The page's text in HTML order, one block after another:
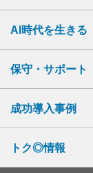
AI時代を生きる
保守・サポート
成功導入事例
トク◎情報